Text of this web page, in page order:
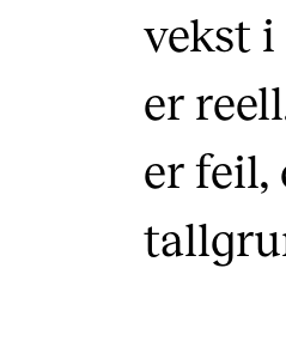
vekst
er
er feil,